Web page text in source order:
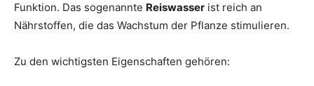
Funktion. Das sogenannte Reiswasser ist reich an
Nährstoffen, die das Wachstum der Pflanze stimulieren.
Zu den wichtigsten Eigenschaften gehören: